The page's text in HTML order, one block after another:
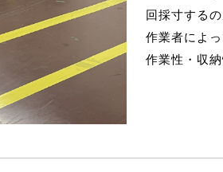
回採寸する
作業者によ
作業性・収